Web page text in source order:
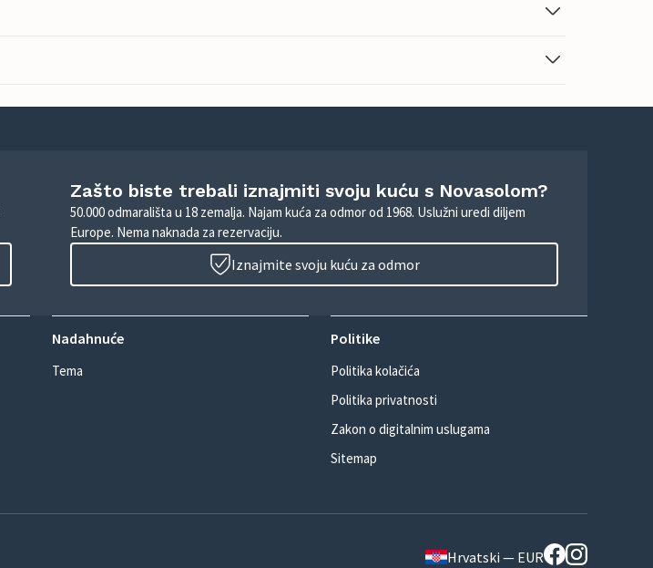
Zašto biste trebali iznajmiti svoju kuću s Novasolom?
50.000 odmarališta u 18 zemalja. Najam kuća za odmor od 1968. Uslužni uredi diljem
Europe. Nema naknada za rezervaciju.
Iznajmite svoju kuću za odmor
Nadahnuće
Tema
Politike
Politika kolačića
Politika privatnosti
Zakon o digitalnim uslugama
Sitemap
Hrvatski — EUR